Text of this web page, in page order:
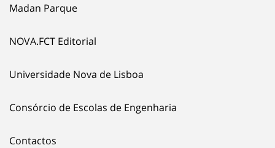
Madan Parque
NOVA.FCT Editorial
Universidade Nova de Lisboa
Consórcio de Escolas de Engenharia
Contactos